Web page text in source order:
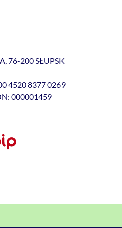
76-200 SŁUPSK
4520 8377 0269
000001459